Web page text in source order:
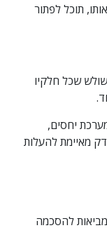
תוכל לפתור
שכל חלקיו
יחסים,
מאיימת להעלות
להסכמה